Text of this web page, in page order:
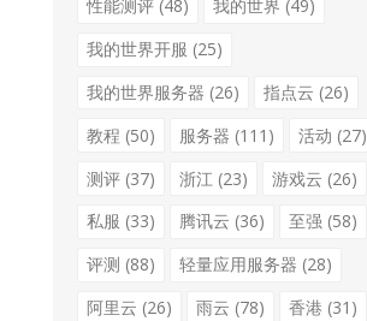
性能测评 (48) 我的世界 (49)
我的世界开服 (25)
我的世界服务器 (26) 指点云 (26)
教程 (50) 服务器 (111) 活动 (27)
测评 (37) 浙江 (23) 游戏云 (26)
私服 (33) 腾讯云 (36) 至强 (58)
评测 (88) 轻量应用服务器 (28)
阿里云 (26) 雨云 (78) 香港 (31)